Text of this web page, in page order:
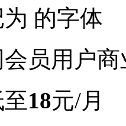
的字体
员用户
18元/月